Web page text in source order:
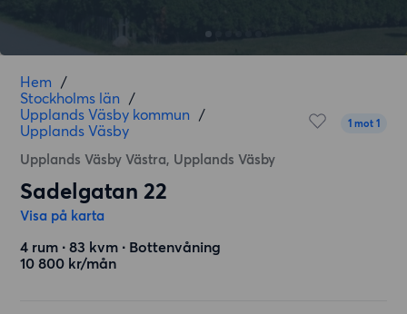
Hem /
Stockholms län /
Upplands Väsby kommun /
Upplands Väsby
Upplands Väsby Västra, Upplands Väsby
1 mot 1
Sadelgatan 22
Visa på karta
4 rum ∙ 83 kvm ∙ Bottenvåning
10 800 kr/mån